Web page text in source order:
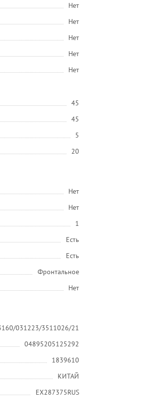
Нет
Нет
Нет
Нет
Нет
45
45
5
20
Нет
Нет
1
Есть
Есть
Фронтальное
Нет
031223/3511026/21
04895205125292
1839610
КИТАЙ
EX287375RUS